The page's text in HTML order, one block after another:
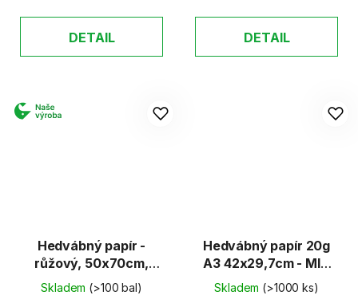
DETAIL DETAIL
Hedvábný papír -
růžový, 50x70cm,
20g (26 listů)
Skladem (>100 bal)
Hedvábný papír 20g
A3 42x29,7cm - MIX
10 barev
Skladem (>1000 ks)